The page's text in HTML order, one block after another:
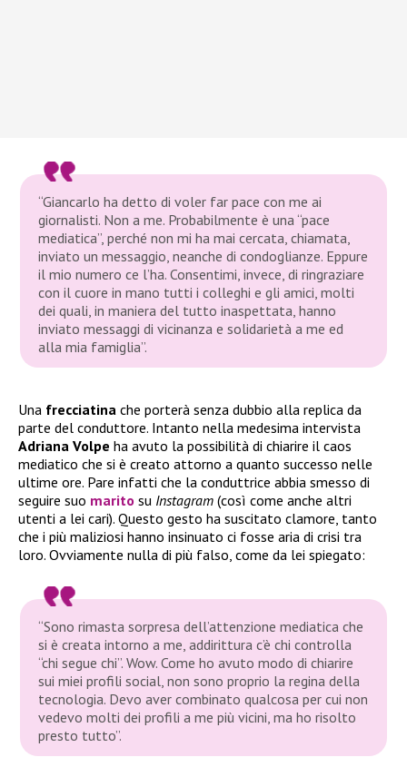
“Giancarlo ha detto di voler far pace con me ai
giornalisti. Non a me. Probabilmente è una “pace
mediatica”, perché non mi ha mai cercata, chiamata,
inviato un messaggio, neanche di condoglianze. Eppure
il mio numero ce l’ha. Consentimi, invece, di ringraziare
con il cuore in mano tutti i colleghi e gli amici, molti
dei quali, in maniera del tutto inaspettata, hanno
inviato messaggi di vicinanza e solidarietà a me ed
alla mia famiglia”.
Una frecciatina che porterà senza dubbio alla replica da
parte del conduttore. Intanto nella medesima intervista
Adriana Volpe ha avuto la possibilità di chiarire il caos
mediatico che si è creato attorno a quanto successo nelle
ultime ore. Pare infatti che la conduttrice abbia smesso di
seguire suo marito su Instagram (così come anche altri
utenti a lei cari). Questo gesto ha suscitato clamore, tanto
che i più maliziosi hanno insinuato ci fosse aria di crisi tra
loro. Ovviamente nulla di più falso, come da lei spiegato:
“Sono rimasta sorpresa dell’attenzione mediatica che
si è creata intorno a me, addirittura c’è chi controlla
“chi segue chi”. Wow. Come ho avuto modo di chiarire
sui miei profili social, non sono proprio la regina della
tecnologia. Devo aver combinato qualcosa per cui non
vedevo molti dei profili a me più vicini, ma ho risolto
presto tutto”.